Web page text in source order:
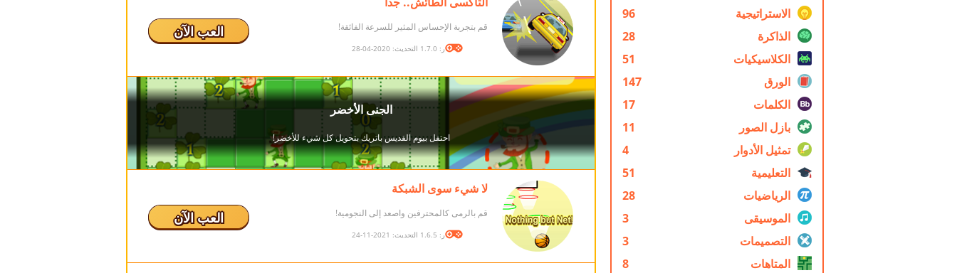
الاستراتيجية
96
الذاكرة
28
الكلاسيكيات
51
الورق
147
الكلمات
17
بازل الصور
11
تمثيل الأدوار
4
التعليمية
51
الرياضيات
28
الموسيقى
3
التصميمات
3
المتاهات
8
قم بتجربة الإحساس المثير للسرعة الفائقة!
الإصدار: 1.7.0 التحديث: 2020-04-28
العب الآن
لا شيء سوى الشبكة
قم بالرمى كالمحترفين واصعد إلى النجومية!
الإصدار: 1.6.5 التحديث: 2021-11-24
العب الآن